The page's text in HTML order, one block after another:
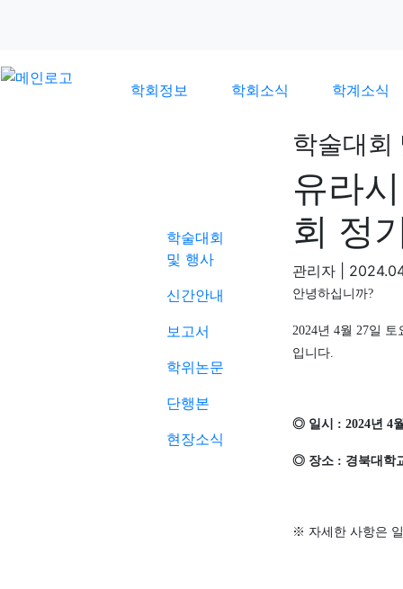
학회정보 학회소식 학계소식
학술대회
및 행사
신간안내
보고서
학위논문
단행본
현장소식
학술대회
유라
회 정
관리자
안녕하십니까?
2024년 4월 27일 토
입니다.
◎ 일시 : 2024년 4
◎ 장소 : 경북대학
※ 자세한 사항은